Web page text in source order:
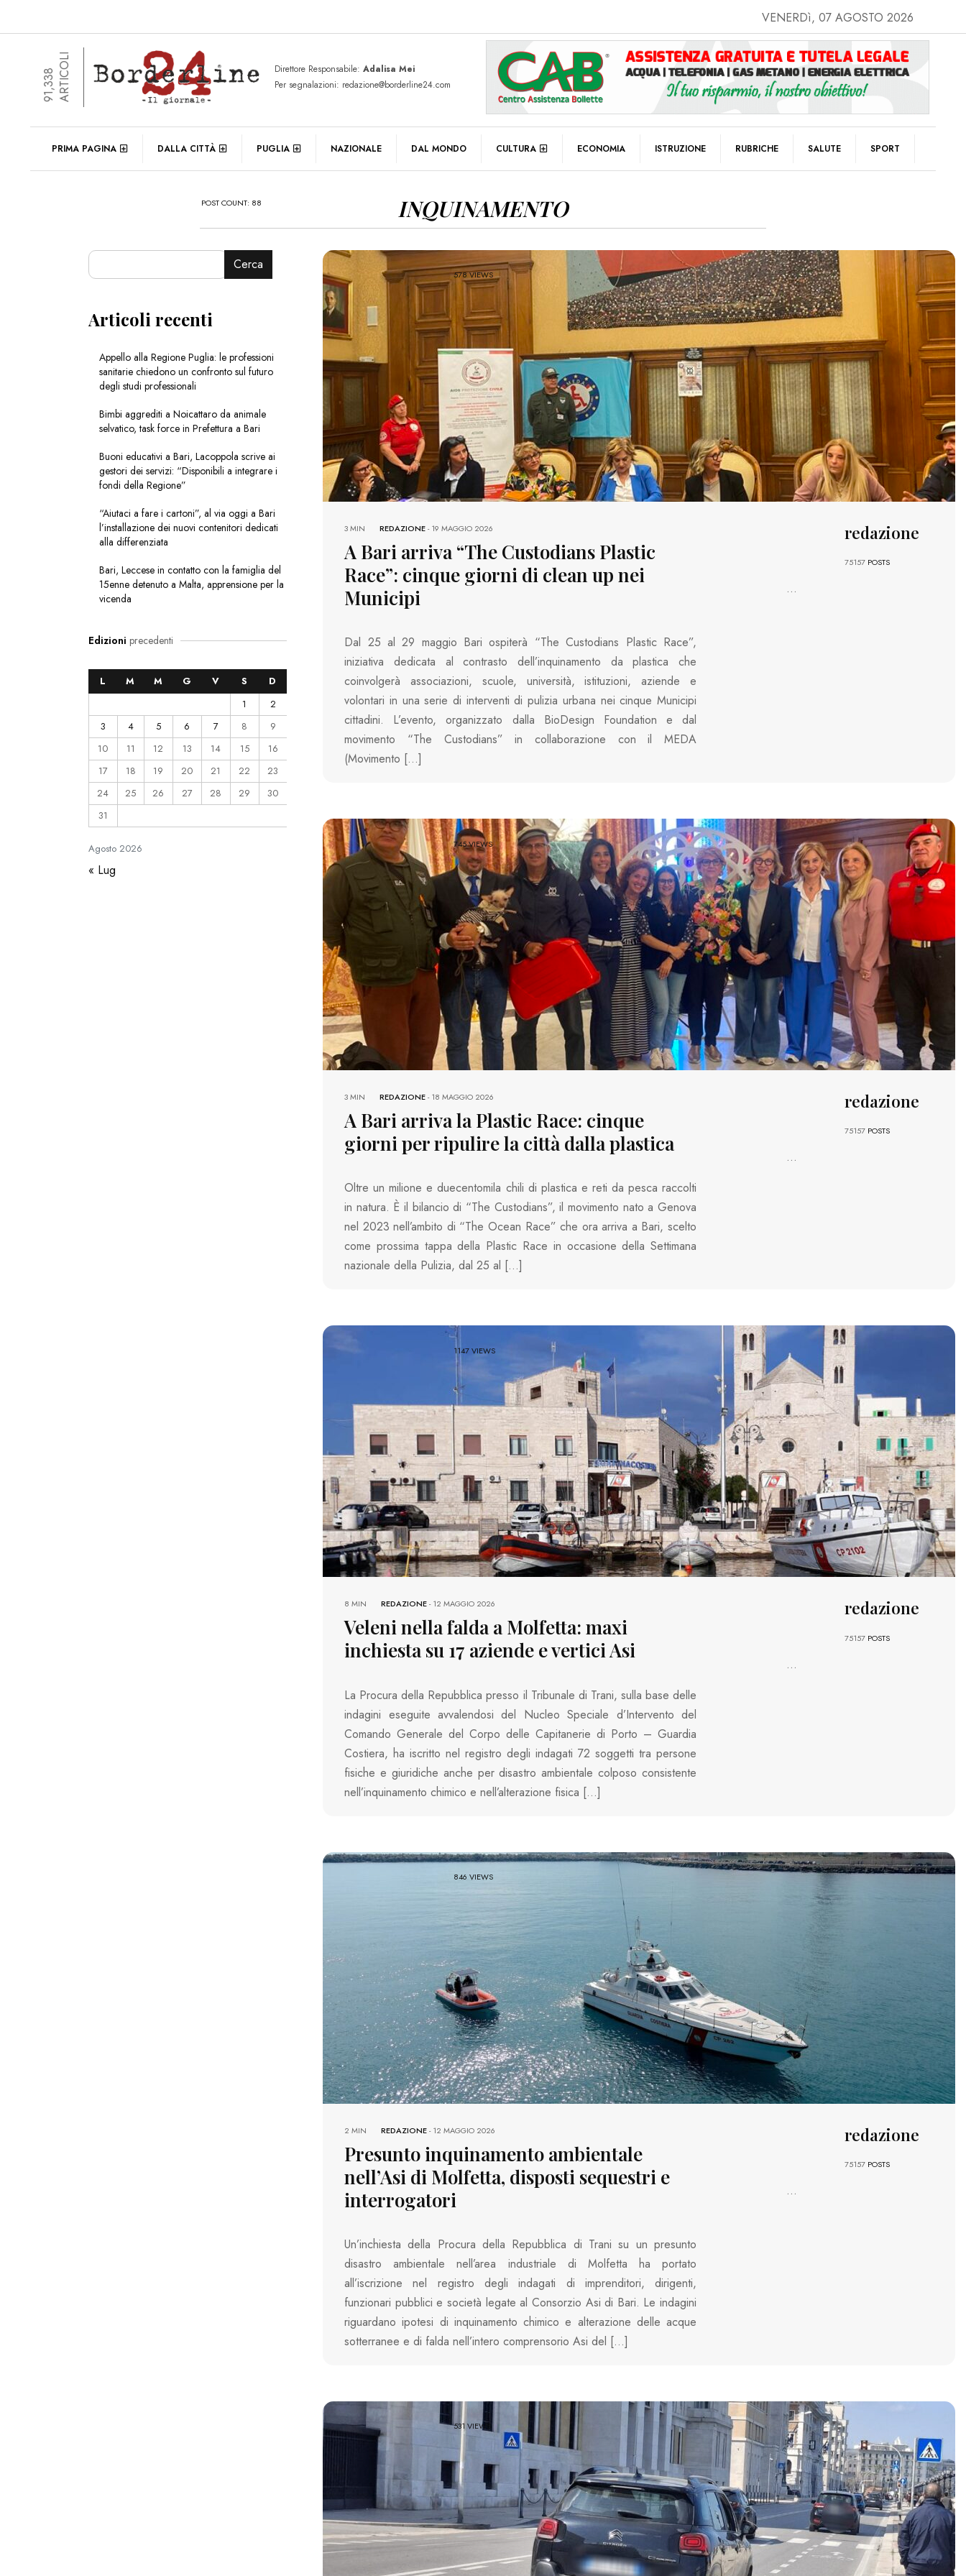
VENERDì, 07 AGOSTO 2026
91,338ARTICOLI Direttore Responsabile: Adalisa Mei
Per segnalazioni: redazione@borderline24.com
PRIMA PAGINA DALLA CITTÀ PUGLIA NAZIONALE DAL MONDO CULTURA ECONOMIA ISTRUZIONE RUBRICHE SALUTE SPORT
POST COUNT: 88 INQUINAMENTO
578 VIEWS
REDAZIONE-19 MAGGIO 2026
3 MIN
A Bari arriva “The Custodians Plastic
Race”: cinque giorni di clean up nei
Municipi
Dal 25 al 29 maggio Bari ospiterà “The Custodians Plastic Race”,
iniziativa dedicata al contrasto dell’inquinamento da plastica che
coinvolgerà associazioni, scuole, università, istituzioni, aziende e
volontari in una serie di interventi di pulizia urbana nei cinque Municipi
cittadini. L’evento, organizzato dalla BioDesign Foundation e dal
movimento “The Custodians” in collaborazione con il MEDA
(Movimento […]
redazione
75157 POSTS
...
745 VIEWS
REDAZIONE-18 MAGGIO 2026
3 MIN
A Bari arriva la Plastic Race: cinque
giorni per ripulire la città dalla plastica
Oltre un milione e duecentomila chili di plastica e reti da pesca raccolti
in natura. È il bilancio di “The Custodians”, il movimento nato a Genova
nel 2023 nell’ambito di “The Ocean Race” che ora arriva a Bari, scelto
come prossima tappa della Plastic Race in occasione della Settimana
nazionale della Pulizia, dal 25 al […]
redazione
75157 POSTS
...
1147 VIEWS
REDAZIONE-12 MAGGIO 2026
8 MIN
Veleni nella falda a Molfetta: maxi
inchiesta su 17 aziende e vertici Asi
La Procura della Repubblica presso il Tribunale di Trani, sulla base delle
indagini eseguite avvalendosi del Nucleo Speciale d’Intervento del
Comando Generale del Corpo delle Capitanerie di Porto – Guardia
Costiera, ha iscritto nel registro degli indagati 72 soggetti tra persone
fisiche e giuridiche anche per disastro ambientale colposo consistente
nell’inquinamento chimico e nell’alterazione fisica […]
redazione
75157 POSTS
...
846 VIEWS
REDAZIONE-12 MAGGIO 2026
2 MIN
Presunto inquinamento ambientale
nell’Asi di Molfetta, disposti sequestri e
interrogatori
Un’inchiesta della Procura della Repubblica di Trani su un presunto
disastro ambientale nell’area industriale di Molfetta ha portato
all’iscrizione nel registro degli indagati di imprenditori, dirigenti,
funzionari pubblici e società legate al Consorzio Asi di Bari. Le indagini
riguardano ipotesi di inquinamento chimico e alterazione delle acque
sotterranee e di falda nell’intero comprensorio Asi del […]
redazione
75157 POSTS
...
531 VIEWS
Cerca
Articoli recenti
Appello alla Regione Puglia: le professioni
sanitarie chiedono un confronto sul futuro
degli studi professionali
Bimbi aggrediti a Noicattaro da animale
selvatico, task force in Prefettura a Bari
Buoni educativi a Bari, Lacoppola scrive ai
gestori dei servizi: “Disponibili a integrare i
fondi della Regione”
“Aiutaci a fare i cartoni”, al via oggi a Bari
l’installazione dei nuovi contenitori dedicati
alla differenziata
Bari, Leccese in contatto con la famiglia del
15enne detenuto a Malta, apprensione per la
vicenda
Edizioni precedenti
Agosto2026
L M M G V S
D
1
2
3
4 5 6 7 8
9
10
11 12 13 14 15
16
17
18 19 20 21 22
23
24
25 26 27 28 29
30
31
« Lug